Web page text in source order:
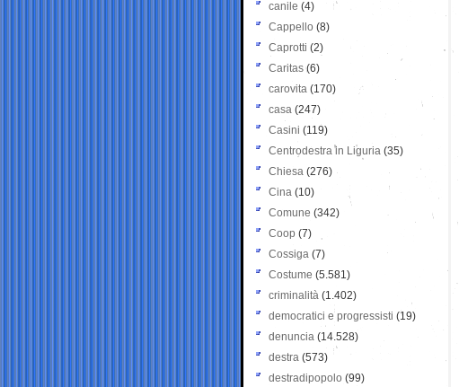
canile (4)
Cappello (8)
Caprotti (2)
Caritas (6)
carovita (170)
casa (247)
Casini (119)
Centrodestra in Liguria (35)
Chiesa (276)
Cina (10)
Comune (342)
Coop (7)
Cossiga (7)
Costume (5.581)
criminalità (1.402)
democratici e progressisti (19)
denuncia (14.528)
destra (573)
destradipopolo (99)